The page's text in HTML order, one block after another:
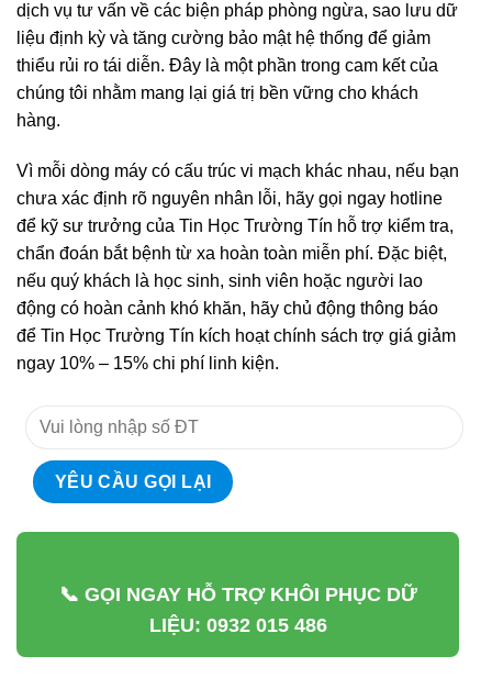
dịch vụ tư vấn về các biện pháp phòng ngừa, sao lưu dữ
liệu định kỳ và tăng cường bảo mật hệ thống để giảm
thiểu rủi ro tái diễn. Đây là một phần trong cam kết của
chúng tôi nhằm mang lại giá trị bền vững cho khách
hàng.
Vì mỗi dòng máy có cấu trúc vi mạch khác nhau, nếu bạn
chưa xác định rõ nguyên nhân lỗi, hãy gọi ngay hotline
để kỹ sư trưởng của Tin Học Trường Tín hỗ trợ kiểm tra,
chẩn đoán bắt bệnh từ xa hoàn toàn miễn phí. Đặc biệt,
nếu quý khách là học sinh, sinh viên hoặc người lao
động có hoàn cảnh khó khăn, hãy chủ động thông báo
để Tin Học Trường Tín kích hoạt chính sách trợ giá giảm
ngay 10% – 15% chi phí linh kiện.
📞 GỌI NGAY HỖ TRỢ KHÔI PHỤC DỮ
LIỆU: 0932 015 486